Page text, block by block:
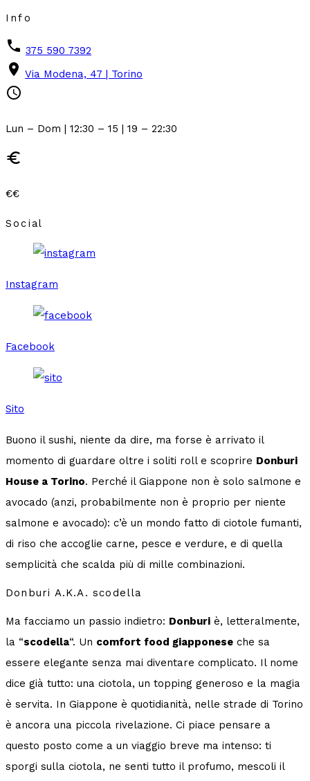
Info
phone 375 590 7392
place Via Modena, 47 | Torino
schedule
Lun – Dom | 12:30 – 15 | 19 – 22:30
euro
€€
Social
Instagram
Facebook
Sito
Buono il sushi, niente da dire, ma forse è arrivato il
momento di guardare oltre i soliti roll e scoprire Donburi
House a Torino. Perché il Giappone non è solo salmone e
avocado (anzi, probabilmente non è proprio per niente
salmone e avocado): c’è un mondo fatto di ciotole fumanti,
di riso che accoglie carne, pesce e verdure, e di quella
semplicità che scalda più di mille combinazioni.
Donburi A.K.A. scodella
Ma facciamo un passio indietro: Donburi è, letteralmente,
la “scodella“. Un comfort food giapponese che sa
essere elegante senza mai diventare complicato. Il nome
dice già tutto: una ciotola, un topping generoso e la magia
è servita. In Giappone è quotidianità, nelle strade di Torino
è ancora una piccola rivelazione. Ci piace pensare a
questo posto come a un viaggio breve ma intenso: ti
sporgi sulla ciotola, ne senti tutto il profumo, mescoli il